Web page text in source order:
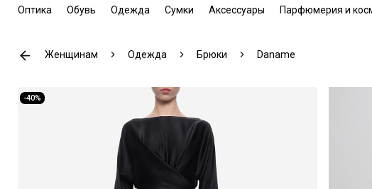
Оптика Обувь Одежда Сумки Аксессуары Парфюмерия и
Женщинам Одежда Брюки Daname
-40%